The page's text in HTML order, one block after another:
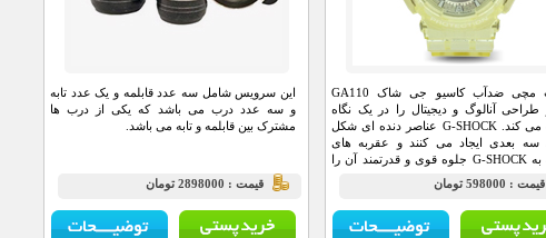
ساعت مچی ضدآب کاسیو جی شاک GA110
طراحی آنالوگ و دیجیتال را در یک نگاه
ترکیب می کند. G-SHOCK عناصر دنده ای شکل
بعدی ایجاد می کنند و عقربه های
آنالوگ به G-SHOCK جلوه قوی و قدرتمند آن را
قيمت : 598000 تومان
این سرویس شامل سه عدد قابلمه و یک عدد تابه
و سه عدد درب می باشد که یکی از درب ها
مشترک بین قابلمه و تابه می باشد.
قيمت : 2898000 تومان